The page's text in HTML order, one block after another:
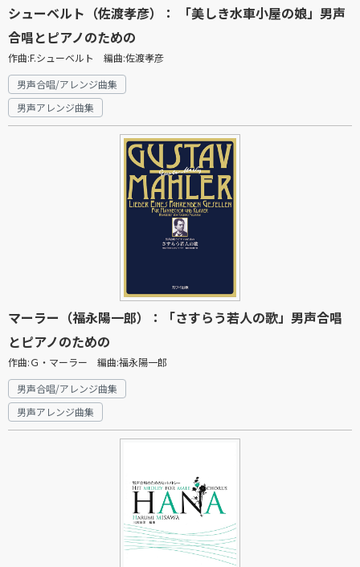
シューベルト（佐渡孝彦）： 「美しき水車小屋の娘」男声
合唱とピアノのための
作曲:F.シューベルト 編曲:佐渡孝彦
男声合唱/アレンジ曲集
男声アレンジ曲集
マーラー（福永陽一郎）：「さすらう若人の歌」男声合唱
とピアノのための
作曲:Ｇ・マーラー 編曲:福永陽一郎
男声合唱/アレンジ曲集
男声アレンジ曲集